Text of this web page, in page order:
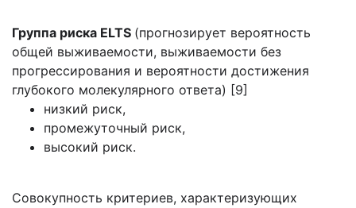
Группа риска ELTS (прогнозирует вероятность
общей выживаемости, выживаемости без
прогрессирования и вероятности достижения
глубокого молекулярного ответа) [9]
низкий риск,
промежуточный риск,
высокий риск.
Совокупность критериев, характеризующих